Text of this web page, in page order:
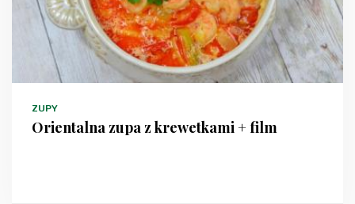
ZUPY
Orientalna zupa z krewetkami + film